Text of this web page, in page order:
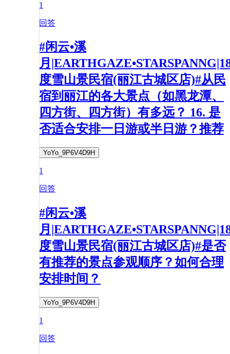
1
回答
#闲云•溪
月
度雪山景民宿(丽江古城区店)#从民
宿到丽江的各大景点（如黑龙潭、
四方街、四方街）有多远？ 16. 是
否适合安排一日游或半日游？推荐
YoYo_9P6V4D9H
1
回答
#闲云•溪
月
度雪山景民宿(丽江古城区店)#是否
有推荐的景点参观顺序？如何合理
安排时间？
YoYo_9P6V4D9H
1
回答